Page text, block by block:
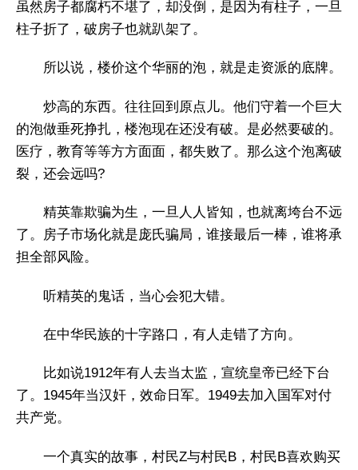
虽然房子都腐朽不堪了，却没倒，是因为有柱子，一旦
柱子折了，破房子也就趴架了。
所以说，楼价这个华丽的泡，就是走资派的底牌。
炒高的东西。往往回到原点儿。他们守着一个巨大
的泡做垂死挣扎，楼泡现在还没有破。是必然要破的。
医疗，教育等等方方面面，都失败了。那么这个泡离破
裂，还会远吗?
精英靠欺骗为生，一旦人人皆知，也就离垮台不远
了。房子市场化就是庞氏骗局，谁接最后一棒，谁将承
担全部风险。
听精英的鬼话，当心会犯大错。
在中华民族的十字路口，有人走错了方向。
比如说1912年有人去当太监，宣统皇帝已经下台
了。1945年当汉奸，效命日军。1949去加入国军对付
共产党。
一个真实的故事，村民Z与村民B，村民B喜欢购买